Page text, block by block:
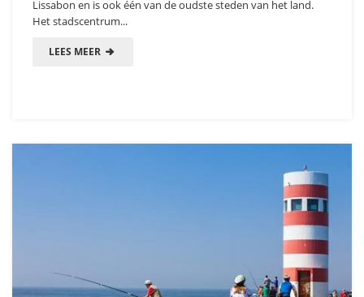
Lissabon en is ook één van de oudste steden van het land.
Het stadscentrum...
LEES MEER